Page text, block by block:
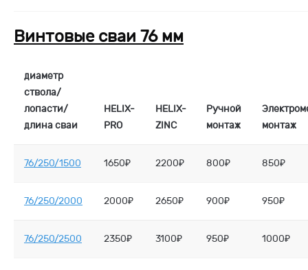
Винтовые сваи 76 мм
диаметр
ствола/
лопасти/
длина сваи
HELIX-
PRO
HELIX-
ZINC
Ручной
монтаж
монтаж
76/250/1500 1650₽ 2200₽ 800₽ 850₽
76/250/2000 2000₽ 2650₽ 900₽ 950₽
76/250/2500 2350₽ 3100₽ 950₽ 1000₽